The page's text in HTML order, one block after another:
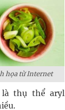
họa từ Internet
là thụ thể aryl